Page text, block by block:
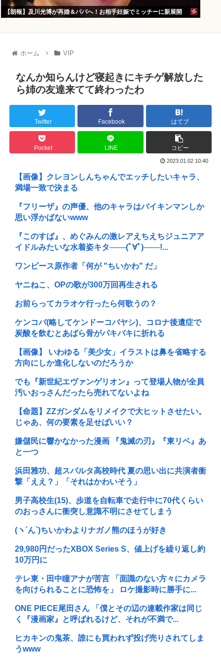
【朗報】及川光博が再婚＆パパへ！お相手妊娠でミッチーに新展開
ホーム VIP
なんか知らんけど寝起きにキチゲ解放した
ら姉の友達来てて終わったわ
Twitter Facebook はてブ
Pocket LINE コピー
2023.01.02 10:40
【画像】クレヨンしんちゃんでエッチしたいキャラ、
満場一致で決まる
『フリーザ』の声優、他のキャラはバイキンマンしか
思い浮かばないwww
『このすば』、めぐみんの激レアえちえちジュニアア
イドルみたいな水着姿キタ───(ﾟ∀ﾟ)───!...
ワンピース原作者「何が "ちいかわ" だ」
ヤニねこ、OPの歌が300万回再生される
お前らってカラオケ行ったら何歌うの？
ケンコバ(略してケンドーコバヤシ)、コロナ後遺症で
炭酸を飲むとあばら骨がバキバキに折れる
【画像】 いわゆる「美少女」イラストは鼻を省略する
方向にしか進化しないのだろうか
でも『新世紀エヴァンゲリオン』って登場人物が全員
汚いおっさんだったら売れてないよね
【命題】ZZガンダムをリメイクで大ヒットさせたい。
じゃあ、何の要素を足せばいい？
嫌儲民に響かなかった漫画 『鬼滅の刃』『東リベ』あ
と一つ
浜田雅功、超スパルタ高校時代 夏の思い出に共演者衝
撃「ええ？」「それはかわいそう」
男子高校生(15)、歩道を自転車で走行中に70代くらい
のおっさんに衝突し意識不明にさせてしまう
(ヽ´ん`) ちいかわよりナガノ熊のほうが好き
29,980円だったXBOX Series S、値上げを繰り返し約
10万円に
テレ東・田中瞳アナが苦言 「面識のない方々にカメラ
を向けられることに恐怖を」 ロケ撮影時に勝手に...
ONE PIECE尾田さん 「僕とその辺の連載作家は同じ
く『漫画家』と呼ばれるけど、それが不満で...
ヒカキンの鬼茶、誰にも買われず投げ売りされてしま
うwww